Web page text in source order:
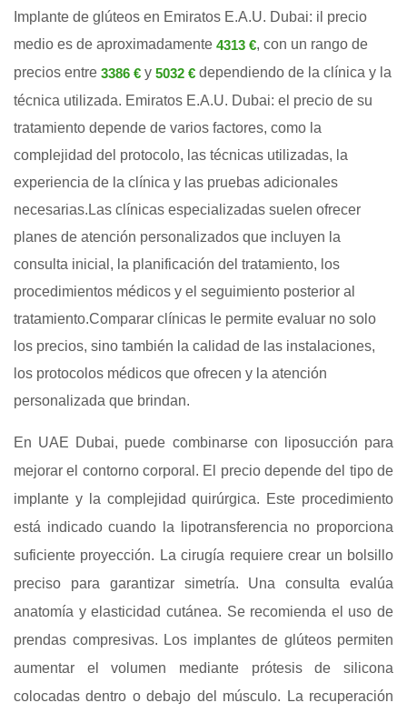
Implante de glúteos en Emiratos E.A.U. Dubai: il precio
medio es de aproximadamente 4313 €, con un rango de
precios entre 3386 € y 5032 € dependiendo de la clínica y la
técnica utilizada. Emiratos E.A.U. Dubai: el precio de su
tratamiento depende de varios factores, como la
complejidad del protocolo, las técnicas utilizadas, la
experiencia de la clínica y las pruebas adicionales
necesarias.Las clínicas especializadas suelen ofrecer
planes de atención personalizados que incluyen la
consulta inicial, la planificación del tratamiento, los
procedimientos médicos y el seguimiento posterior al
tratamiento.Comparar clínicas le permite evaluar no solo
los precios, sino también la calidad de las instalaciones,
los protocolos médicos que ofrecen y la atención
personalizada que brindan.
En UAE Dubai, puede combinarse con liposucción para
mejorar el contorno corporal. El precio depende del tipo de
implante y la complejidad quirúrgica. Este procedimiento
está indicado cuando la lipotransferencia no proporciona
suficiente proyección. La cirugía requiere crear un bolsillo
preciso para garantizar simetría. Una consulta evalúa
anatomía y elasticidad cutánea. Se recomienda el uso de
prendas compresivas. Los implantes de glúteos permiten
aumentar el volumen mediante prótesis de silicona
colocadas dentro o debajo del músculo. La recuperación